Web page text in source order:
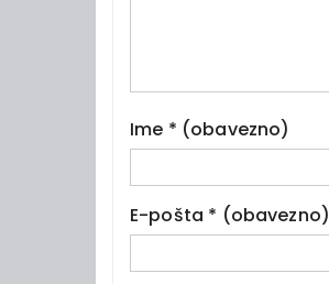
Ime * (obavezno)
E-pošta * (obavezno)